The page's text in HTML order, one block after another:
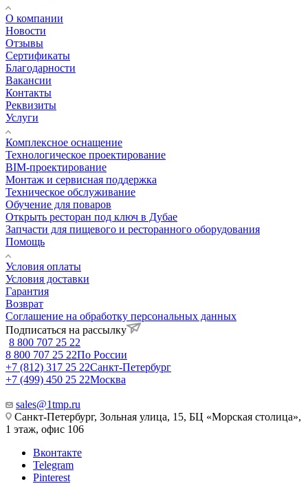
О компании
Новости
Отзывы
Сертификаты
Благодарности
Вакансии
Контакты
Реквизиты
Услуги
Комплексное оснащение
Технологическое проектирование
BIM-проектирование
Монтаж и сервисная поддержка
Техническое обслуживание
Обучение для поваров
Открыть ресторан под ключ в Дубае
Запчасти для пищевого и ресторанного оборудования
Помощь
Условия оплаты
Условия доставки
Гарантия
Возврат
Соглашение на обработку персональных данных
Подписаться на рассылку
8 800 707 25 22
8 800 707 25 22По России
+7 (812) 317 25 22Санкт-Петербург
+7 (499) 450 25 22Москва
sales@1tmp.ru
Санкт-Петербург, Зольная улица, 15, БЦ «Морская столица»,
1 этаж, офис 106
Вконтакте
Telegram
Pinterest